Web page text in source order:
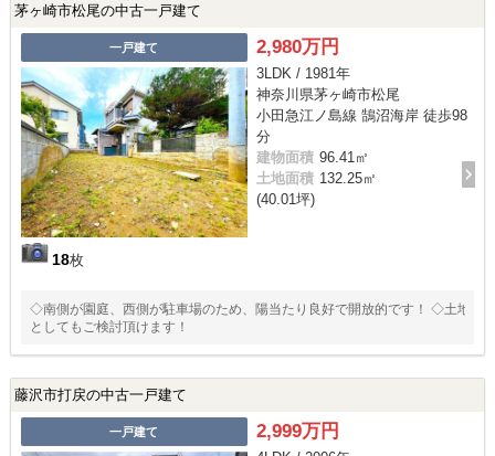
茅ヶ崎市松尾の中古一戸建て
一戸建て
18枚
2,980万円
3LDK / 1981年
神奈川県茅ヶ崎市松尾
小田急江ノ島線 鵠沼海岸 徒歩98
分
建物面積 96.41㎡
土地面積 132.25㎡
(40.01坪)
◇南側が園庭、西側が駐車場のため、陽当たり良好で開放的です！ ◇土地
としてもご検討頂けます！
藤沢市打戻の中古一戸建て
一戸建て 2,999万円